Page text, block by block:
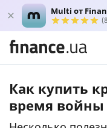
Multi от
Как купить
время войны